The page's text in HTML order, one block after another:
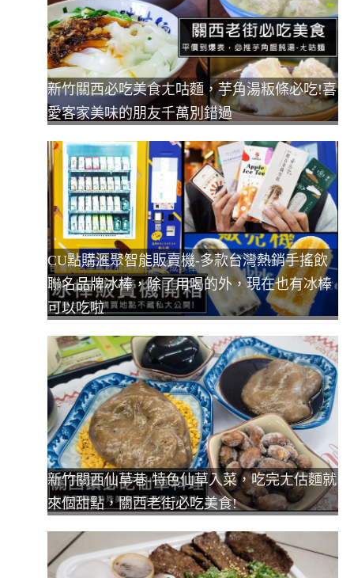
新竹關西必吃美食ㄤ咕麵，芋角湯粄條必吃!喜
愛客家美味的朋友千萬別錯過
CU點購滙聚智能販賣機-多款台灣熱銷手搖飲
聯名品牌冰棒，除了用喝的外，現在也有冰棒
可以吃啦
新竹關西仙草巷-特色仙草入菜，吃完ㄤ估麵就
來個甜點，關西老街必吃美食!